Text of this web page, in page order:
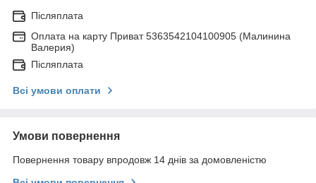
Післяплата
Оплата на карту Приват 5363542104100905 (Малинина
Валерия)
Післяплата
Всі умови оплати
Умови повернення
Повернення товару впродовж 14 днів за домовленістю